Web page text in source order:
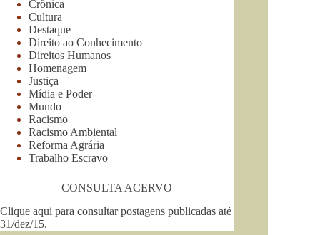
Crônica
Cultura
Destaque
Direito ao Conhecimento
Direitos Humanos
Homenagem
Justiça
Mídia e Poder
Mundo
Racismo
Racismo Ambiental
Reforma Agrária
Trabalho Escravo
CONSULTA ACERVO
Clique aqui para consultar postagens publicadas até
31/dez/15.